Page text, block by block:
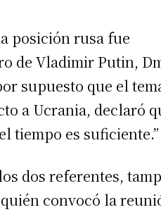
posición rusa fue
de Vladimir Putin,
supuesto que el
a Ucrania, declaró
tiempo es suficiente.”
dos referentes,
convocó la